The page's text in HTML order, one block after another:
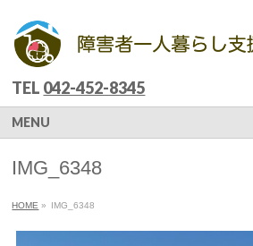
TEL 042-452-8345
MENU
IMG_6348
HOME » IMG_6348